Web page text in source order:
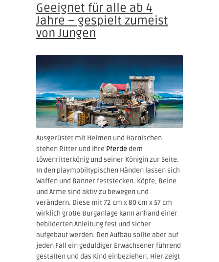
Geeignet für alle ab 4
Jahre – gespielt zumeist
von Jungen
Ausgerüstet mit Helmen und Harnischen
stehen Ritter und ihre Pferde dem
Löwenritterkönig und seiner Königin zur Seite.
In den playmobiltypischen Händen lassen sich
Waffen und Banner feststecken. Köpfe, Beine
und Arme sind aktiv zu bewegen und
verändern. Diese mit 72 cm x 80 cm x 57 cm
wirklich große Burganlage kann anhand einer
bebilderten Anleitung fest und sicher
aufgebaut werden. Den Aufbau sollte aber auf
jeden Fall ein geduldiger Erwachsener führend
gestalten und das Kind einbeziehen. Hier zeigt